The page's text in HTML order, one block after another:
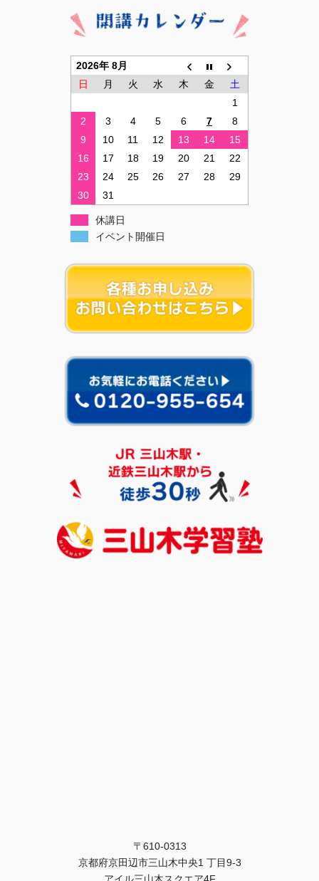
2026年 8月
日
月 火 水 木 金
土
1
2
3 4 5 6 7
8
9
10 11 12 13 14
15
16
17 18 19 20 21
22
23
24 25 26 27 28
29
30
31
休講日
イベント開催日
〒610-0313
京都府京田辺市三山木中央1 丁目9-3